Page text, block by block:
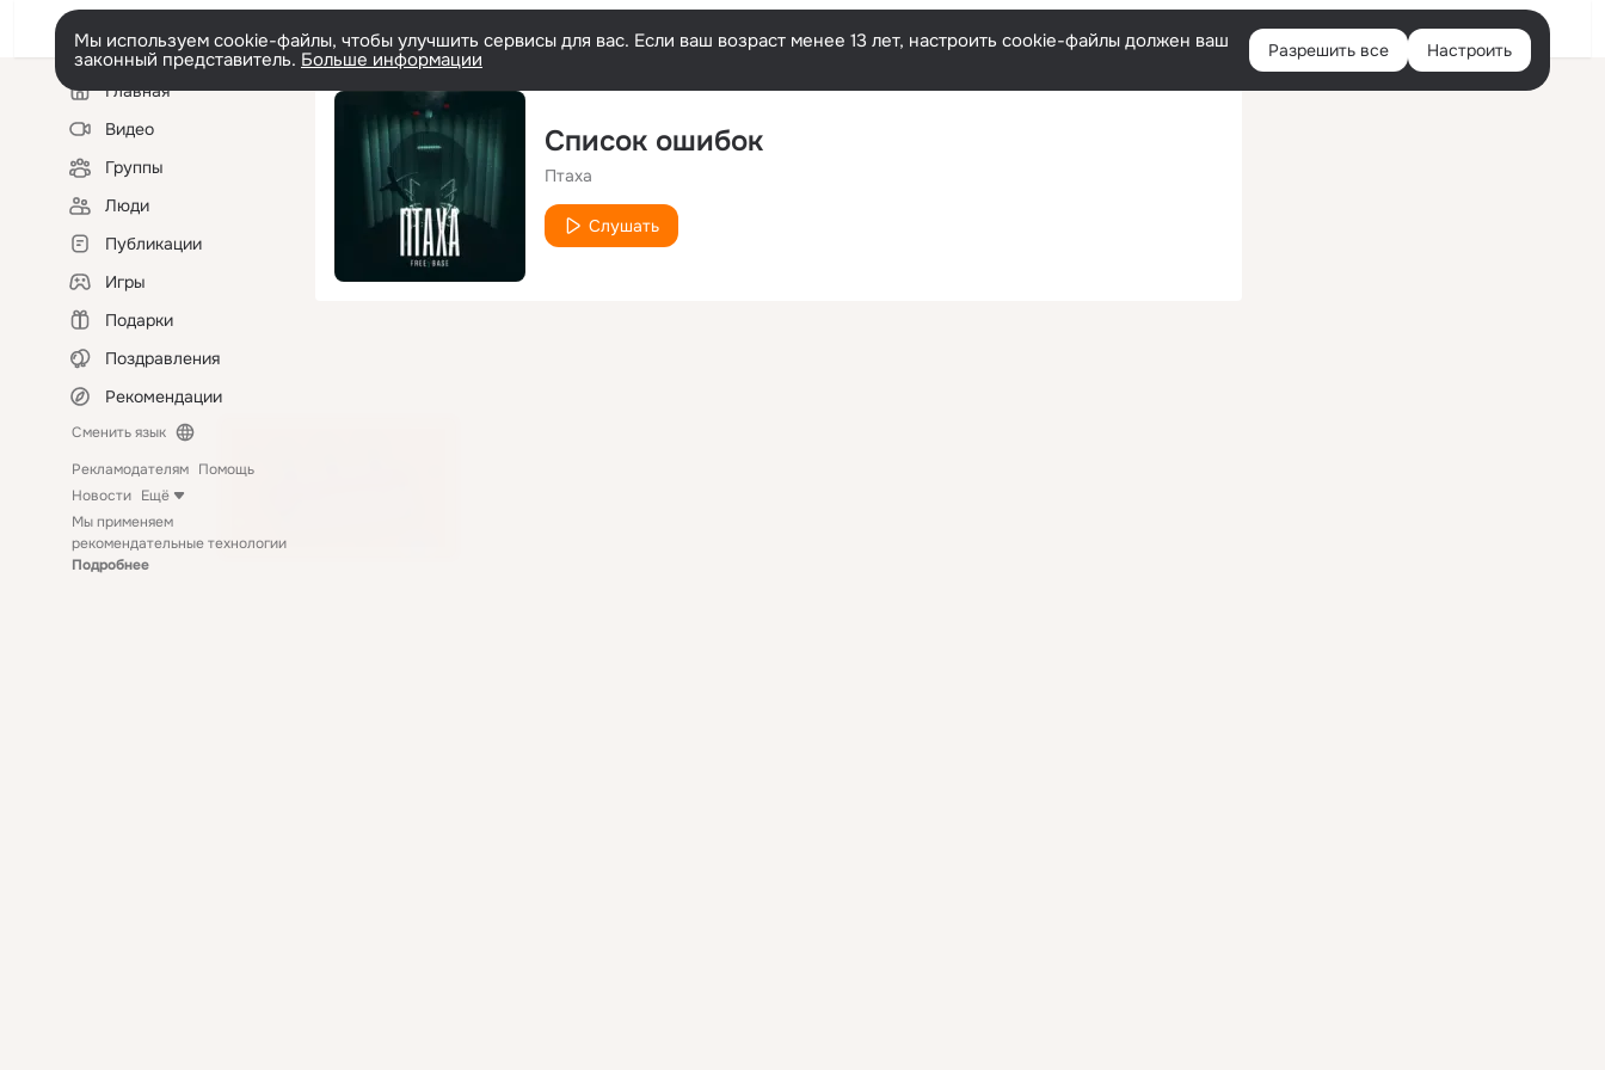
Войти
Мы используем cookie-файлы, чтобы улучшить сервисы для вас. Если ваш возраст менее 13 лет, настроить cookie-файлы должен ваш
законный представитель. Больше информации Разрешить все Настроить
Левая
колонкаГлавная
Видео
Группы
Люди
Публикации
Игры
Подарки
Поздравления
Рекомендации
Сменить язык
Рекламодателям Помощь
Новости Ещё
Мы применяем
рекомендательные технологии
Подробнее
Список ошибок
Птаха
Слушать